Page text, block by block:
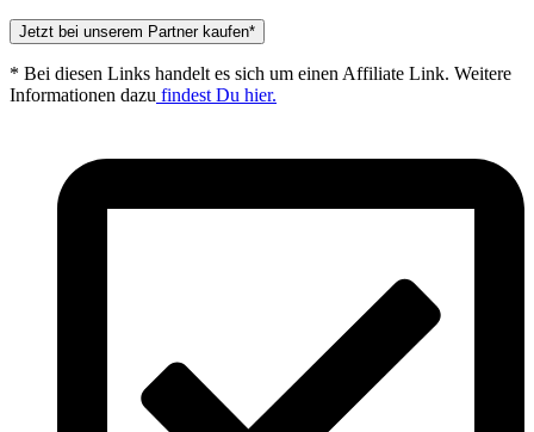
Jetzt bei unserem Partner kaufen*
* Bei diesen Links handelt es sich um einen Affiliate Link. Weitere
Informationen dazu findest Du hier.